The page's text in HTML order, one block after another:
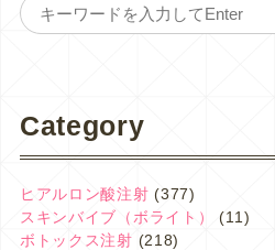
Category
ヒアルロン酸注射 (377)
スキンバイブ（ボライト）
(11)
ボトックス注射 (218)